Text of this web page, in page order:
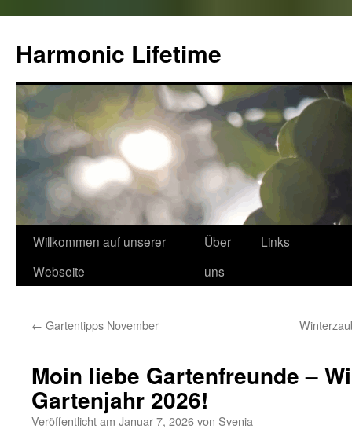
springen
Harmonic Lifetime
Willkommen auf unserer
Webseite
Über
uns
Links
← Gartentipps November
Moin liebe Gartenfreunde –
Gartenjahr 2026!
Veröffentlicht am Januar 7, 2026von Svenia